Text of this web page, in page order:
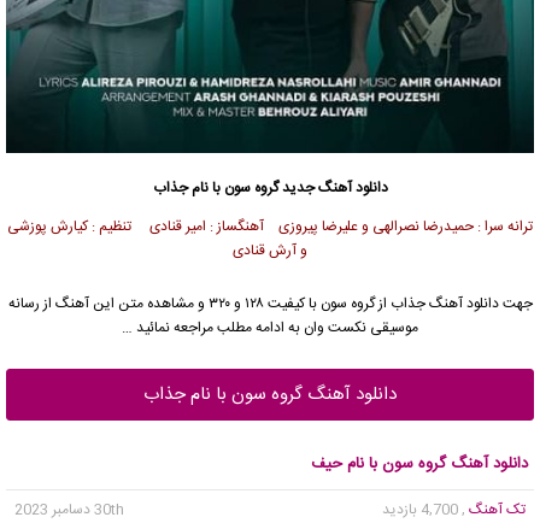
دانلود آهنگ جدیدگروه سون با نام جذاب
ترانه سرا : حمیدرضا نصرالهی و علیرضا پیروزی آهنگساز : امیر قنادی تنظیم : کیارش پوزشی
و آرش قنادی
جهت دانلود آهنگ جذاب ازگروه سون
با کیفیت ۱۲۸ و ۳۲۰ و مشاهده متن این آهنگ از رسانه
موسیقی نکست وان به ادامه مطلب مراجعه نمائید …
دانلود آهنگ گروه سون با نام جذاب
دانلود آهنگ گروه سون با نام حیف
تک آهنگ , 4,700 بازدید
30th دسامبر 2023